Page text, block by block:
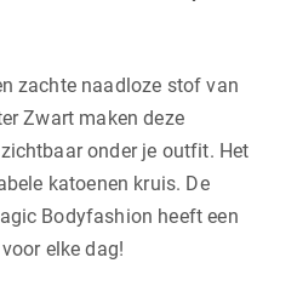
zachte naadloze stof van
Zwart maken deze
onder je outfit. Het
katoenen kruis. De
Bodyfashion heeft een
elke dag!